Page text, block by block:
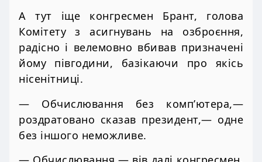
А тут іще конгресмен Брант, голова
Комітету з асигнувань на озброєння,
радісно і велемовно вбивав призначені
йому півгодини, базікаючи про якісь
нісенітниці.
— Обчислювання без комп’ютера,—
роздратовано сказав президент,— одне
без іншого неможливе.